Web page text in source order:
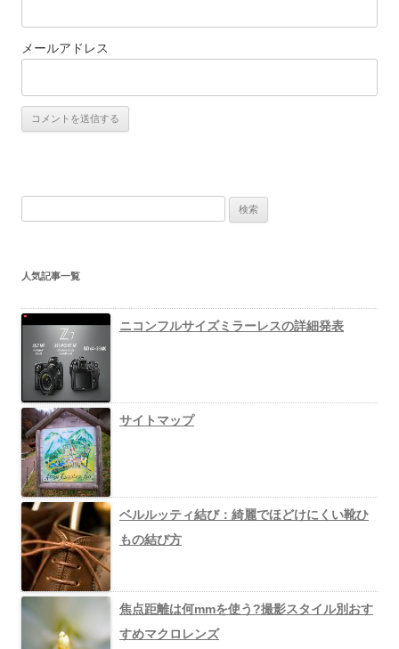
メールアドレス
人気記事一覧
ニコンフルサイズミラーレスの詳細発表
サイトマップ
ベルルッティ結び：綺麗でほどけにくい靴ひ
もの結び方
焦点距離は何mmを使う?撮影スタイル別おす
すめマクロレンズ